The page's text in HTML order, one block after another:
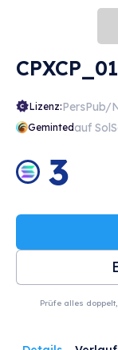
Lizenz:PersPub/
Gemintedauf
3
Prüfe alles